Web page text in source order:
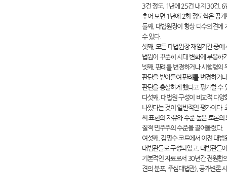
3건 정도, 1년에 25건 내지 30건,
추어 보면 1년에 2회 정도씩은 공
둘째, 대법원장이 항상 다수의견에
수 있다.
셋째, 모든 대법원장 재임기간 중
법원이 꾸준히 시대 변화에 부응하
넷째, 판례를 변경하거나 시행령의
판단을 받아들여 판례를 변경하거
판단을 충실하게 했다고 평가할 수
다섯째, 대법원 구성이 비교적 다
나왔다는 것이 일반적인 평가이다.
써 표현의 자유와 수준 높은 토론
질적 민주주의 수준을 끌어올렸다.
여섯째, 김명수 코트에서 이전 대
대법관들로 구성되었고, 대법관들
기본적인 자료로서 30년간 전원합
견의 분포, 주심대법관), 공개변론